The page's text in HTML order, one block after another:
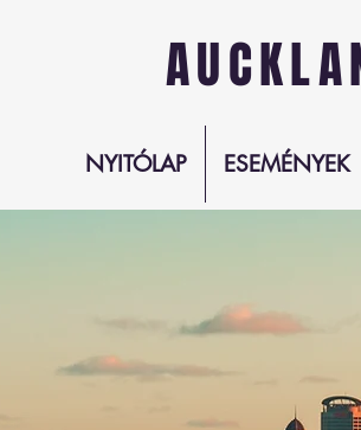
NYITÓLAP ESEMÉNYEK